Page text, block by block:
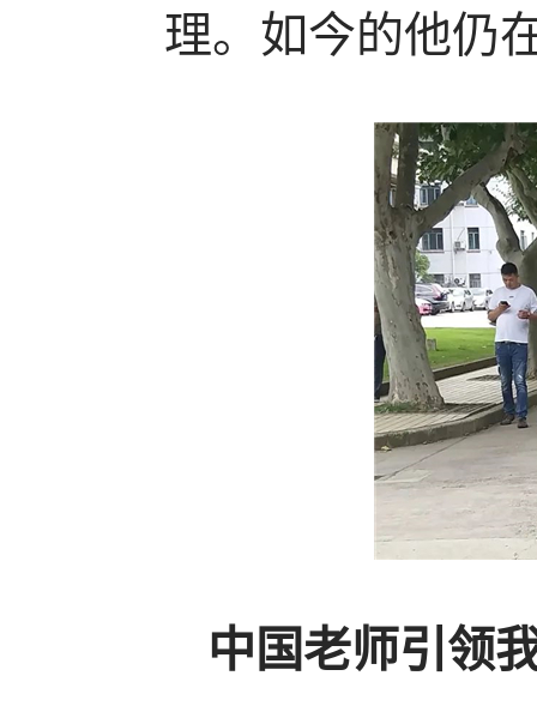
理。如今的他仍
中国老师引领